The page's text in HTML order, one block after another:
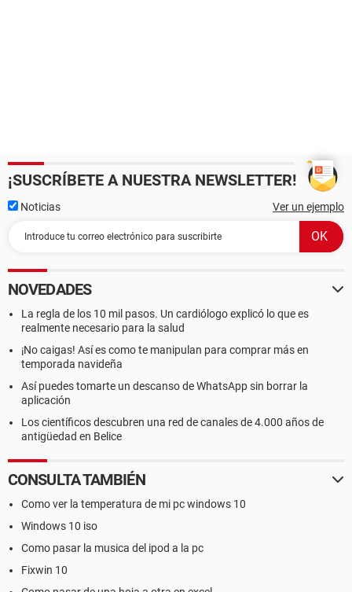
¡SUSCRÍBETE A NUESTRA NEWSLETTER!
Noticias Ver un ejemplo
NOVEDADES
La regla de los 10 mil pasos. Un cardiólogo explicó lo que es
realmente necesario para la salud
¡No caigas! Así es como te manipulan para comprar más en
temporada navideña
Así puedes tomarte un descanso de WhatsApp sin borrar la
aplicación
Los científicos descubren una red de canales de 4.000 años de
antigüedad en Belice
CONSULTA TAMBIÉN
Como ver la temperatura de mi pc windows 10
Windows 10 iso
Como pasar la musica del ipod a la pc
Fixwin 10